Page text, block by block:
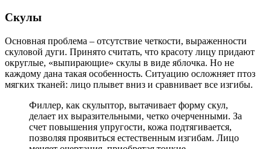
Скулы
Основная проблема – отсутствие четкости, выраженности
скуловой дуги. Принято считать, что красоту лицу придают
округлые, «выпирающие» скулы в виде яблочка. Но не
каждому дана такая особенность. Ситуацию осложняет птоз
мягких тканей: лицо плывет вниз и сравнивает все изгибы.
Филлер, как скульптор, вытачивает форму скул,
делает их выразительными, четко очерченными. За
счет повышения упругости, кожа подтягивается,
позволяя проявиться естественным изгибам. Лицо